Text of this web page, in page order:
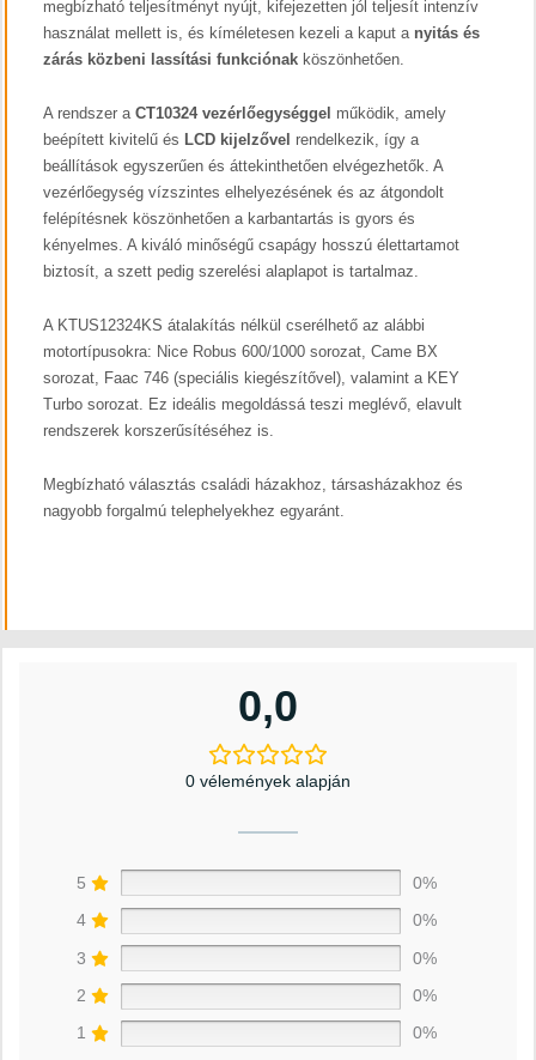
megbízható teljesítményt nyújt, kifejezetten jól teljesít intenzív
használat mellett is, és kíméletesen kezeli a kaput a nyitás és
zárás közbeni lassítási funkciónak köszönhetően.
A rendszer a CT10324 vezérlőegységgel működik, amely
beépített kivitelű és LCD kijelzővel rendelkezik, így a
beállítások egyszerűen és áttekinthetően elvégezhetők. A
vezérlőegység vízszintes elhelyezésének és az átgondolt
felépítésnek köszönhetően a karbantartás is gyors és
kényelmes. A kiváló minőségű csapágy hosszú élettartamot
biztosít, a szett pedig szerelési alaplapot is tartalmaz.
A KTUS12324KS átalakítás nélkül cserélhető az alábbi
motortípusokra: Nice Robus 600/1000 sorozat, Came BX
sorozat, Faac 746 (speciális kiegészítővel), valamint a KEY
Turbo sorozat. Ez ideális megoldássá teszi meglévő, elavult
rendszerek korszerűsítéséhez is.
Megbízható választás családi házakhoz, társasházakhoz és
nagyobb forgalmú telephelyekhez egyaránt.
0,0
0 vélemények alapján
5
0%
4
0%
3
0%
2
0%
1
0%